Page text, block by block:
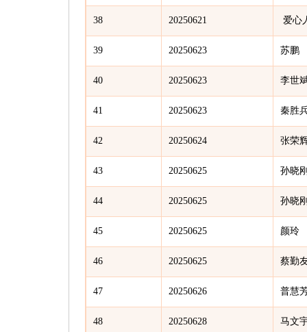
38 20250621 爱心
39 20250623 苏鹏
40 20250623 李世
41 20250623 秦胜
42 20250624 张荣
43 20250625 孙晓
44 20250625 孙晓
45 20250625 颜玲
46 20250625 蔡勤
47 20250626 普慧
48 20250628 马文